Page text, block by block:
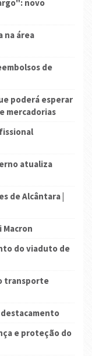
novo
na área
de
poderá esperar
mercadorias
atualiza
de Alcântara |
Macron
do viaduto de
transporte
e proteção do